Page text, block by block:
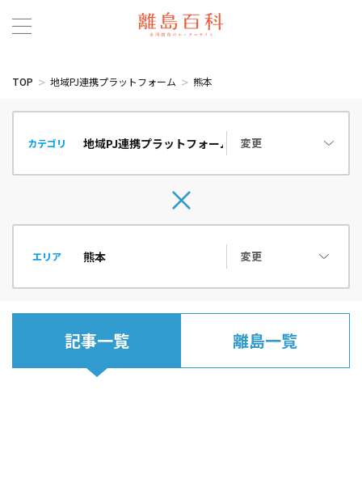
TOP 地域PJ連携プラットフォーム 熊本
カテゴリ 変更
エリア 変更
記事一覧 離島一覧